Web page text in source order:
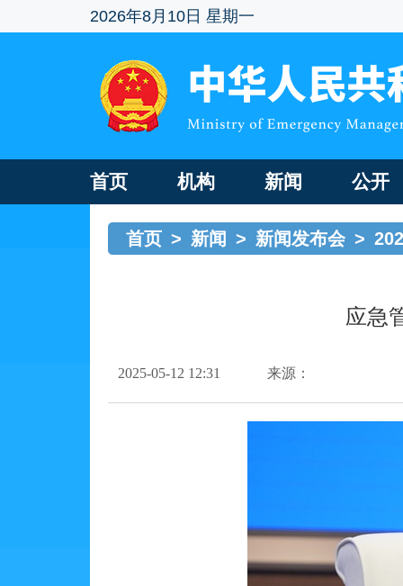
2026年8月10日 星期一
首页 机构 新闻 公开
首页 > 新闻 > 新闻发布会 >
应急
2025-05-12 12:31 来源：